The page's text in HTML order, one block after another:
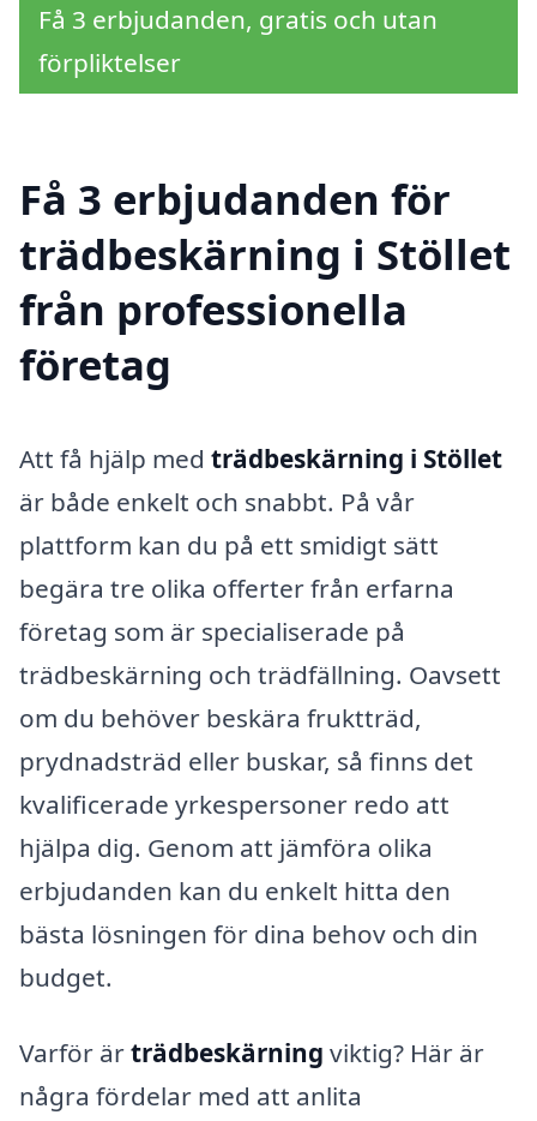
Få 3 erbjudanden, gratis och utan
förpliktelser
Få 3 erbjudanden för
trädbeskärning i Stöllet
från professionella
företag
Att få hjälp med trädbeskärning i Stöllet
är både enkelt och snabbt. På vår
plattform kan du på ett smidigt sätt
begära tre olika offerter från erfarna
företag som är specialiserade på
trädbeskärning och trädfällning. Oavsett
om du behöver beskära fruktträd,
prydnadsträd eller buskar, så finns det
kvalificerade yrkespersoner redo att
hjälpa dig. Genom att jämföra olika
erbjudanden kan du enkelt hitta den
bästa lösningen för dina behov och din
budget.
Varför ärträdbeskärning viktig? Här är
några fördelar med att anlita